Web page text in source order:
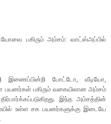
பகிரும் அம்சம்: வாட்ஸ்அப்பில்
இணைப்பின்றி போட்டோ, வீடியோ,
பகிரும் வகையிலான அம்சம்
இந்த அம்சத்தின்
உள்ள சக பயனர்களுக்கு இடையே